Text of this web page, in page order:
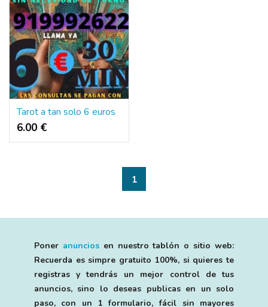
Tarot a tan solo 6 euros
6.00 €
1
Poner anunciosen nuestro tablón o sitio web:
Recuerda es simpre gratuito 100%, si quieres te
registras y tendrás un mejor control de tus
anuncios, sino lo deseas publicas en un solo
paso, con un 1 formulario, fácil sin mayores